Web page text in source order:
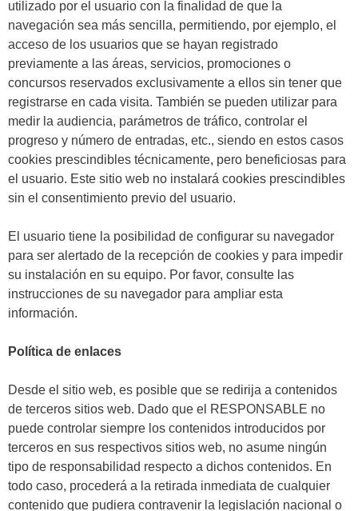
utilizado por el usuario con la finalidad de que la
navegación sea más sencilla, permitiendo, por ejemplo, el
acceso de los usuarios que se hayan registrado
previamente a las áreas, servicios, promociones o
concursos reservados exclusivamente a ellos sin tener que
registrarse en cada visita. También se pueden utilizar para
medir la audiencia, parámetros de tráfico, controlar el
progreso y número de entradas, etc., siendo en estos casos
cookies prescindibles técnicamente, pero beneficiosas para
el usuario. Este sitio web no instalará cookies prescindibles
sin el consentimiento previo del usuario.
El usuario tiene la posibilidad de configurar su navegador
para ser alertado de la recepción de cookies y para impedir
su instalación en su equipo. Por favor, consulte las
instrucciones de su navegador para ampliar esta
información.
Política de enlaces
Desde el sitio web, es posible que se redirija a contenidos
de terceros sitios web. Dado que el RESPONSABLE no
puede controlar siempre los contenidos introducidos por
terceros en sus respectivos sitios web, no asume ningún
tipo de responsabilidad respecto a dichos contenidos. En
todo caso, procederá a la retirada inmediata de cualquier
contenido que pudiera contravenir la legislación nacional o